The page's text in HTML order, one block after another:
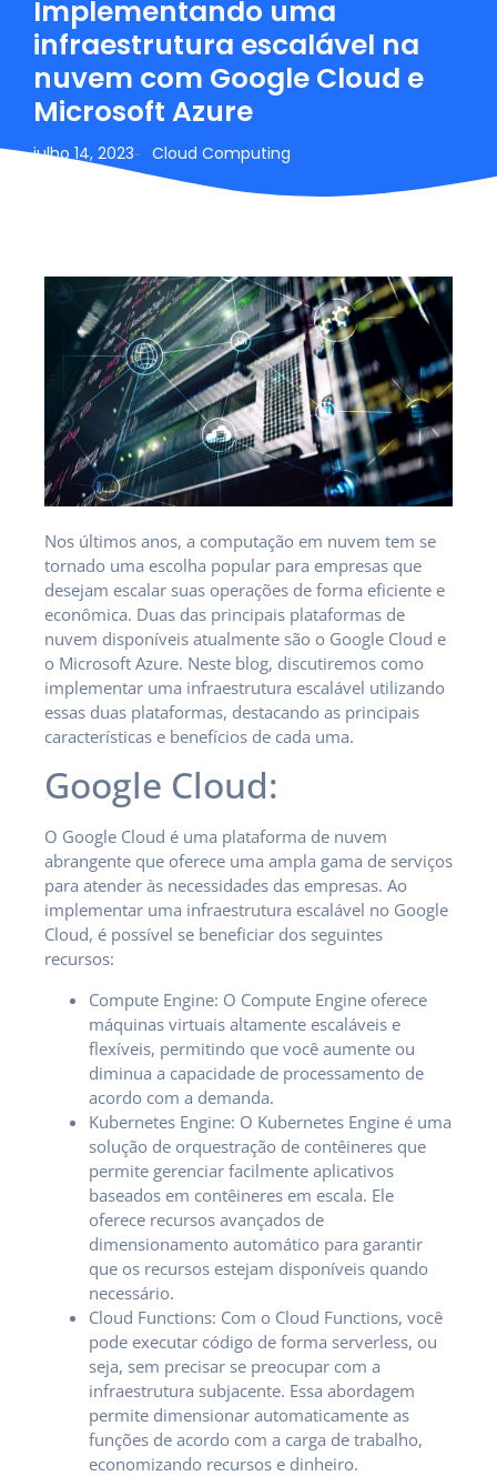
Implementando uma
infraestrutura escalável na
nuvem com Google Cloud e
Microsoft Azure
julho 14, 2023- Cloud Computing
Nos últimos anos, a computação em nuvem tem se
tornado uma escolha popular para empresas que
desejam escalar suas operações de forma eficiente e
econômica. Duas das principais plataformas de
nuvem disponíveis atualmente são o Google Cloud e
o Microsoft Azure. Neste blog, discutiremos como
implementar uma infraestrutura escalável utilizando
essas duas plataformas, destacando as principais
características e benefícios de cada uma.
Google Cloud:
O Google Cloud é uma plataforma de nuvem
abrangente que oferece uma ampla gama de serviços
para atender às necessidades das empresas. Ao
implementar uma infraestrutura escalável no Google
Cloud, é possível se beneficiar dos seguintes
recursos:
Compute Engine: O Compute Engine oferece
máquinas virtuais altamente escaláveis e
flexíveis, permitindo que você aumente ou
diminua a capacidade de processamento de
acordo com a demanda.
Kubernetes Engine: O Kubernetes Engine é uma
solução de orquestração de contêineres que
permite gerenciar facilmente aplicativos
baseados em contêineres em escala. Ele
oferece recursos avançados de
dimensionamento automático para garantir
que os recursos estejam disponíveis quando
necessário.
Cloud Functions: Com o Cloud Functions, você
pode executar código de forma serverless, ou
seja, sem precisar se preocupar com a
infraestrutura subjacente. Essa abordagem
permite dimensionar automaticamente as
funções de acordo com a carga de trabalho,
economizando recursos e dinheiro.